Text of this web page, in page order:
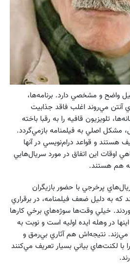
واضح و مشخصي دارد. برنامه‌ها،
آنتن مي‌روند اغلب فاقد جذابيت
تلويزيون قافيه را به رقبا باخته
مشكل اصلي به فيلمنامه بازمي‌گردد.
هستند و قواعد درام‌نويسي در آنها
اوقات اين اتفاق در مورد سريال‌هايي
هم هستند.
پرخرجي با حضور بازيگران
به دليل ضعف فيلمنامه، در برقراري
خيلي وقت‌ها سوژه‌هاي برخي كارها
در وهله ايده اوليه است و نوبت به
نتيجه‌اش هم آثاري بي‌رمق و
لكنت‌هاي بياني بسيار تعريف مي‌كنند